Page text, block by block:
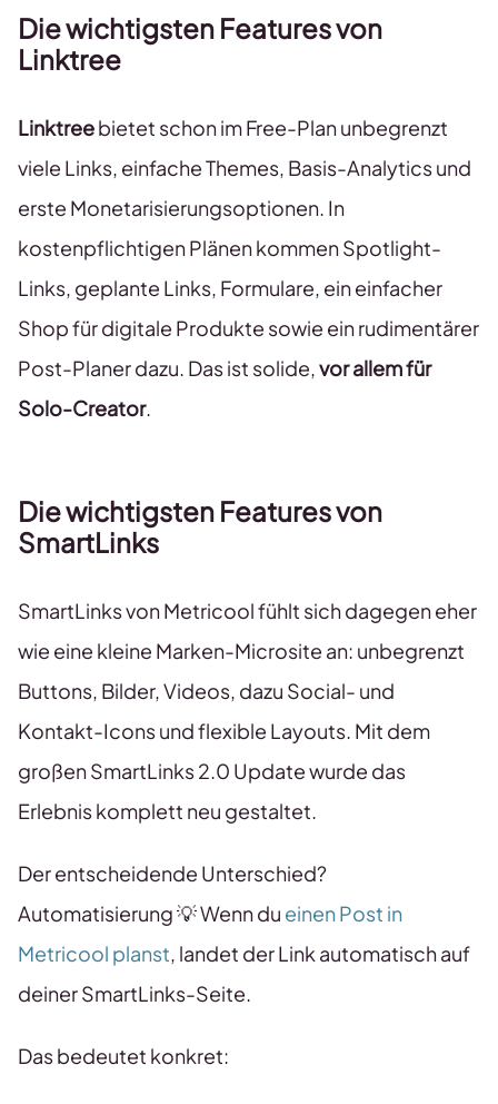
Die wichtigsten Features von
Linktree
Linktreebietet schon im Free-Plan unbegrenzt
viele Links, einfache Themes, Basis-Analytics und
erste Monetarisierungsoptionen. In
kostenpflichtigen Plänen kommen Spotlight-
Links, geplante Links, Formulare, ein einfacher
Shop für digitale Produkte sowie ein rudimentärer
Post-Planer dazu. Das ist solide,vor allem für
Solo-Creator.
Die wichtigsten Features von
SmartLinks
SmartLinks von Metricool fühlt sich dagegen eher
wie eine kleine Marken-Microsite an: unbegrenzt
Buttons, Bilder, Videos, dazu Social- und
Kontakt-Icons und flexible Layouts. Mit dem
großen SmartLinks 2.0 Update wurde das
Erlebnis komplett neu gestaltet.
Der entscheidende Unterschied?
Automatisierung 💡 Wenn du einen Post in
Metricool planst, landet der Link automatisch auf
deiner SmartLinks-Seite.
Das bedeutet konkret: